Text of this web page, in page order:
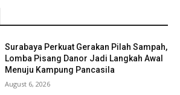
Surabaya Perkuat Gerakan Pilah Sampah,
Lomba Pisang Danor Jadi Langkah Awal
Menuju Kampung Pancasila
August 6, 2026